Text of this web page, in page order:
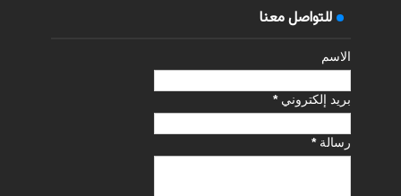
للتواصل معنا
الاسم
بريد إلكتروني*
رسالة*